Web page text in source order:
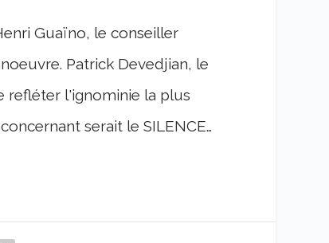
Guaïno, le conseiller
Patrick Devedjian, le
refléter l'ignominie la plus
serait le SILENCE…